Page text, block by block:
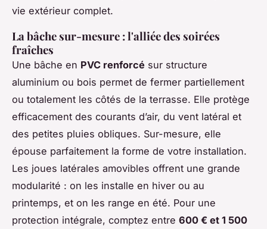
vie extérieur complet.
La bâche sur-mesure : l'alliée des soirées
fraîches
Une bâche en PVC renforcé sur structure
aluminium ou bois permet de fermer partiellement
ou totalement les côtés de la terrasse. Elle protège
efficacement des courants d’air, du vent latéral et
des petites pluies obliques. Sur-mesure, elle
épouse parfaitement la forme de votre installation.
Les joues latérales amovibles offrent une grande
modularité : on les installe en hiver ou au
printemps, et on les range en été. Pour une
protection intégrale, comptez entre 600 € et 1 500